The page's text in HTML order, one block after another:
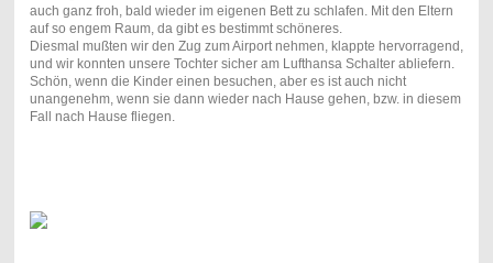
auch ganz froh, bald wieder im eigenen Bett zu schlafen. Mit den Eltern
auf so engem Raum, da gibt es bestimmt schöneres.
Diesmal mußten wir den Zug zum Airport nehmen, klappte hervorragend,
und wir konnten unsere Tochter sicher am Lufthansa Schalter abliefern.
Schön, wenn die Kinder einen besuchen, aber es ist auch nicht
unangenehm, wenn sie dann wieder nach Hause gehen, bzw. in diesem
Fall nach Hause fliegen.